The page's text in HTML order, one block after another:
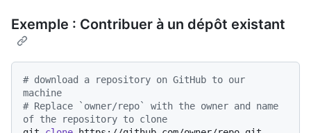
Exemple : Contribuer à un dépôt existant
# download a repository on GitHub to our
machine
# Replace `owner/repo` with the owner and name
of the repository to clone